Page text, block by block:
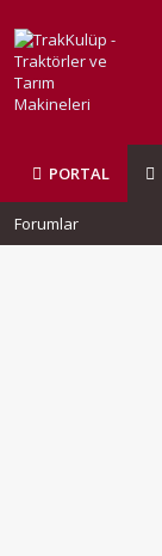
PORTAL
Forumlar